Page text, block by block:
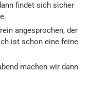
findet sich sicher
angesprochen, der
ist schon eine feine
machen wir dann